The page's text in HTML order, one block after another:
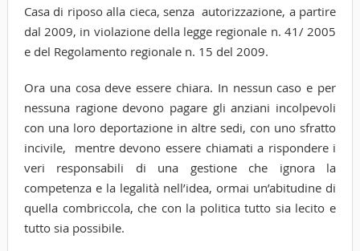
Casa di riposo alla cieca, senza autorizzazione, a partire
dal 2009, in violazione della legge regionale n. 41/ 2005
e del Regolamento regionale n. 15 del 2009.
Ora una cosa deve essere chiara. In nessun caso e per
nessuna ragione devono pagare gli anziani incolpevoli
con una loro deportazione in altre sedi, con uno sfratto
incivile, mentre devono essere chiamati a rispondere i
veri responsabili di una gestione che ignora la
competenza e la legalità nell’idea, ormai un’abitudine di
quella combriccola, che con la politica tutto sia lecito e
tutto sia possibile.